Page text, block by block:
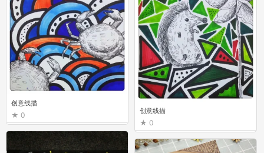
创意线描
0
创意线描
0